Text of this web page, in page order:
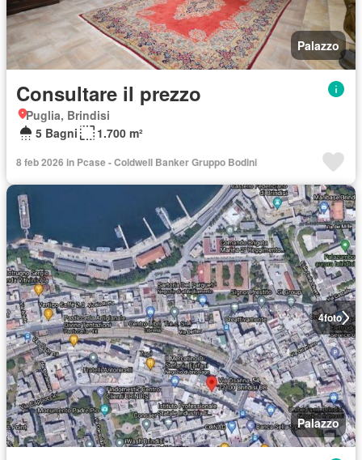
Palazzo
Consultare il prezzo
Puglia, Brindisi
5 Bagni
1.700 m²
8 feb 2026 in Pcase - Coldwell Banker Gruppo Bodini
4foto
Palazzo